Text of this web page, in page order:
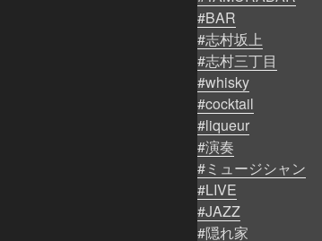
#BAR
#志村坂上
#志村三丁目
#whisky
#cocktail
#liqueur
#演奏
#ミュージシャン
#LIVE
#JAZZ
#隠れ家